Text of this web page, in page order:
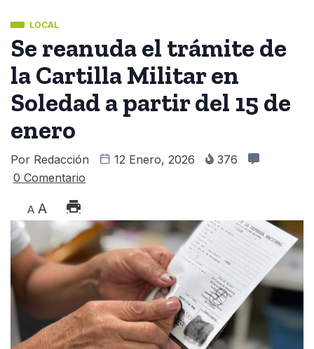
LOCAL
Se reanuda el trámite de
la Cartilla Militar en
Soledad a partir del 15 de
enero
Por Redacción 12 Enero, 2026
376
0 Comentario
A A